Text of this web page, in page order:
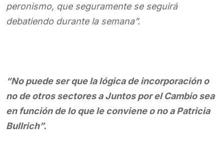
peronismo, que seguramente se seguirá
debatiendo durante la semana”.
“No puede ser que la lógica de incorporación o
no de otros sectores a Juntos por el Cambio sea
en función de lo que le conviene o no a Patricia
Bullrich”.